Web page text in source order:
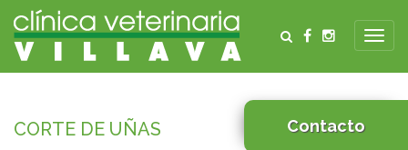
Contacto
CORTE DE UÑAS